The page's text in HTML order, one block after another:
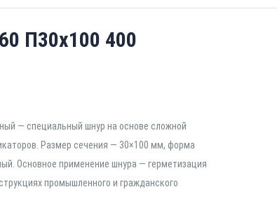
П30х100 400
— специальный шнур на основе сложной
Размер сечения — 30×100 мм, форма
Основное применение шнура — герметизация
промышленного и гражданского